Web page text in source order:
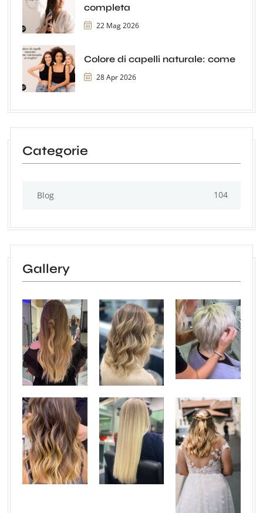
completa
22 Mag 2026
Colore di capelli naturale: come
28 Apr 2026
Categorie
Blog 104
Gallery